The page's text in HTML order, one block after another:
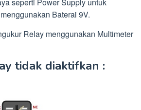
Baterai 9V.
Relay menggunakan Multimeter
tidak diaktifkan :